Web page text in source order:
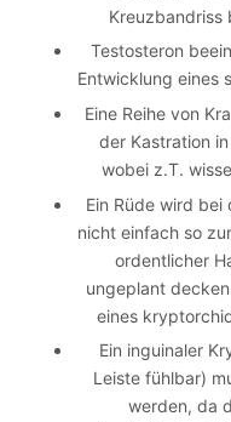
Kreuzbandriss
Testosteron
Entwicklung eines
Eine Reihe von
der Kastration
wobei z.T.
Ein Rüde wird bei
nicht einfach so
ordentlicher
ungeplant
eines
Ein inguinaler
Leiste fühlbar)
werden, da